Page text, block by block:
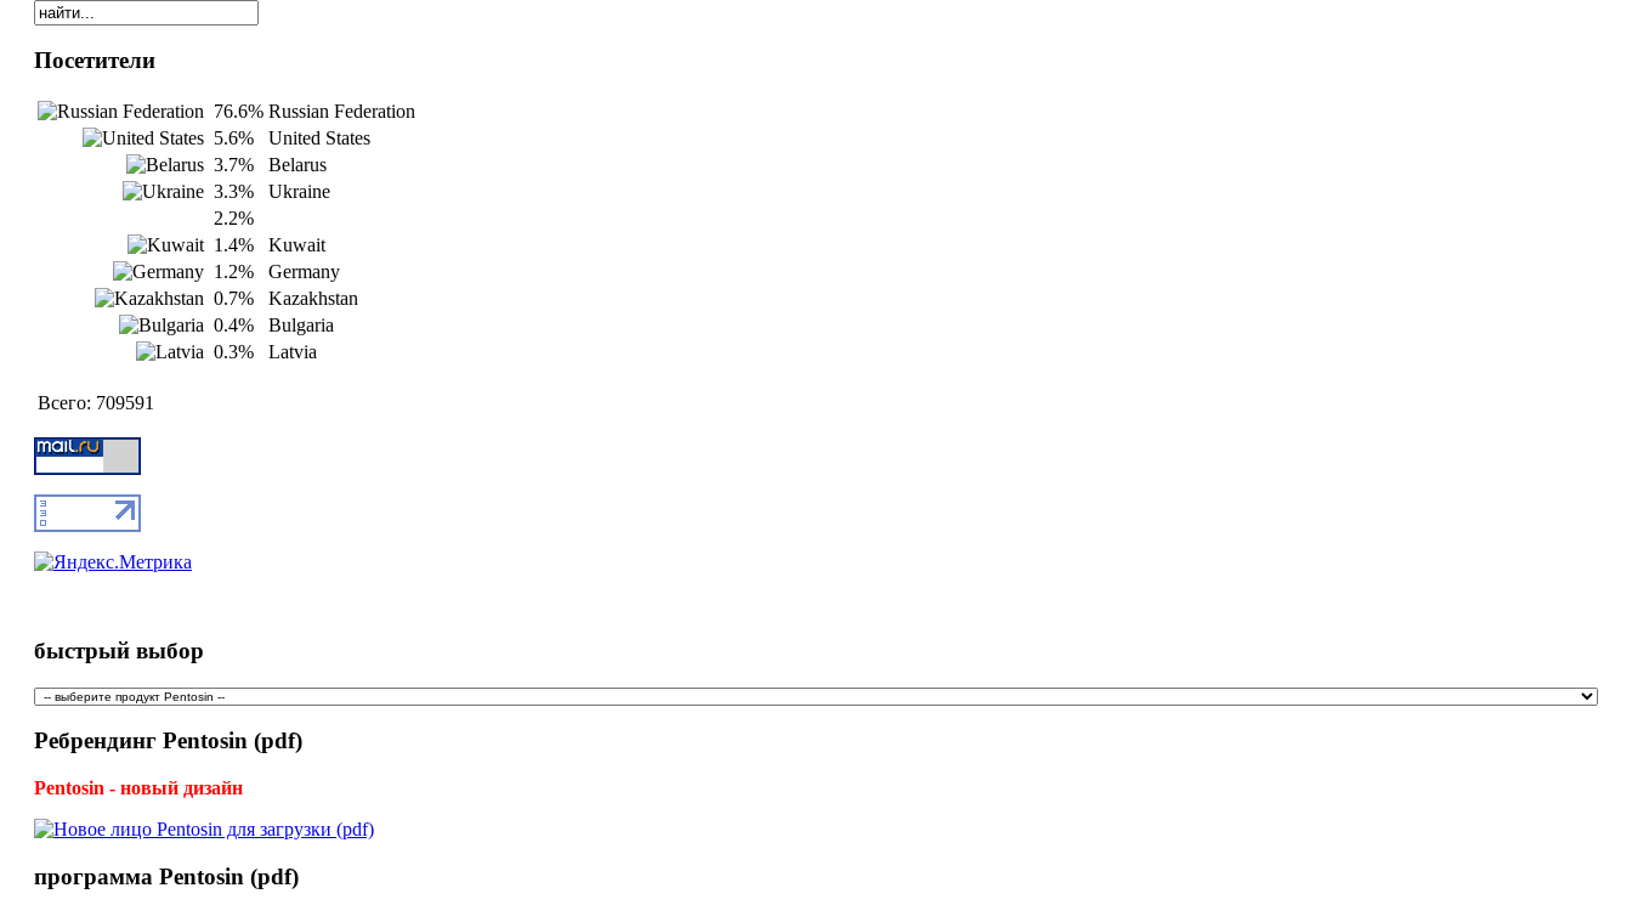
Посетители
76.6% Russian Federation
5.6%
United States
3.7%
Belarus
3.3%
Ukraine
2.2%
1.4%
Kuwait
1.2%
Germany
0.7%
Kazakhstan
0.4%
Bulgaria
0.3%
Latvia
Всего: 709591
быстрый выбор
Ребрендинг Pentosin (pdf)
Pentosin - новый дизайн
программа Pentosin (pdf)